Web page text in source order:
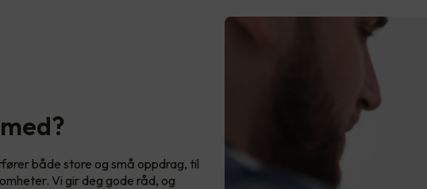
både store og små oppdrag, til
Vi gir deg gode råd, og